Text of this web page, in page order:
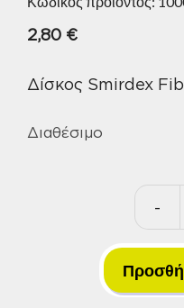
2,80 €
Δίσκος Smirdex
Διαθέσιμο
-